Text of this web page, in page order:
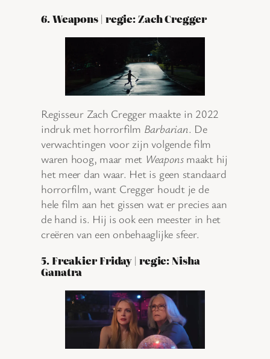
6. Weapons | regie: Zach Cregger
Regisseur Zach Cregger maakte in 2022
indruk met horrorfilm Barbarian. De
verwachtingen voor zijn volgende film
waren hoog, maar met Weaponsmaakt hij
het meer dan waar. Het is geen standaard
horrorfilm, want Cregger houdt je de
hele film aan het gissen wat er precies aan
de hand is. Hij is ook een meester in het
creëren van een onbehaaglijke sfeer.
5. Freakier Friday | regie: Nisha
Ganatra